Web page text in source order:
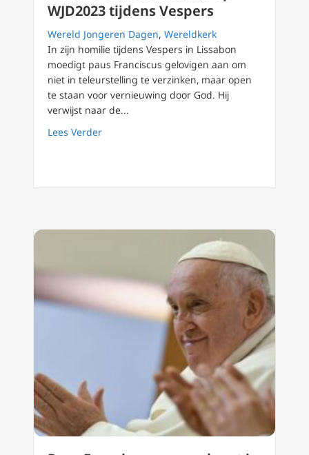
WJD2023 tijdens Vespers
Wereld Jongeren Dagen, Wereldkerk
In zijn homilie tijdens Vespers in Lissabon
moedigt paus Franciscus gelovigen aan om
niet in teleurstelling te verzinken, maar open
te staan voor vernieuwing door God. Hij
verwijst naar de...
Lees Verderabout Homilie Paus Franciscus op WJD2023